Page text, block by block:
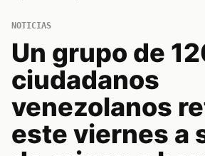
NOTICIAS
Un grupo de
ciudadanos
venezolanos
este viernes a